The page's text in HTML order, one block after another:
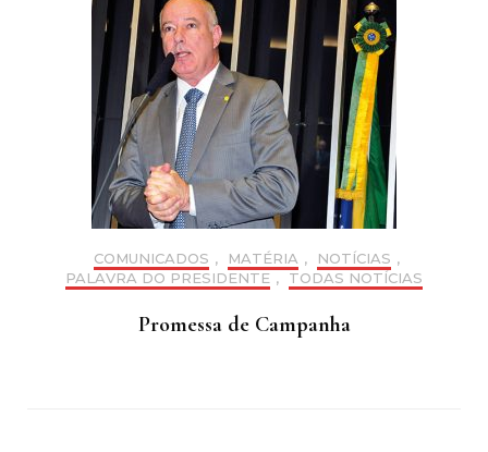
COMUNICADOS , MATÉRIA , NOTÍCIAS ,
PALAVRA DO PRESIDENTE , TODAS NOTÍCIAS
Promessa de Campanha